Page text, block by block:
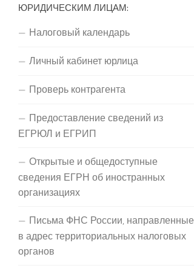
ЮРИДИЧЕСКИМ ЛИЦАМ:
Налоговый календарь
Личный кабинет юрлица
Проверь контрагента
Предоставление сведений из
ЕГРЮЛ и ЕГРИП
Открытые и общедоступные
сведения ЕГРН об иностранных
организациях
Письма ФНС России, направленные
в адрес территориальных налоговых
органов